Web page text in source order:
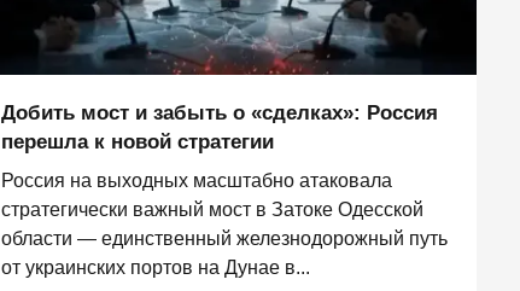
Добить мост и забыть о «сделках»: Россия
перешла к новой стратегии
Россия на выходных масштабно атаковала
стратегически важный мост в Затоке Одесской
области — единственный железнодорожный путь
от украинских портов на Дунае в...